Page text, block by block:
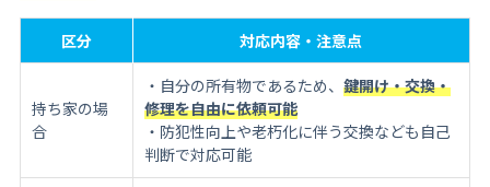
区分 対応内容・注意点
持ち家の場
合
・自分の所有物であるため、 鍵開け・交換・
修理を自由に依頼可能
・防犯性向上や老朽化に伴う交換なども自己
判断で対応可能